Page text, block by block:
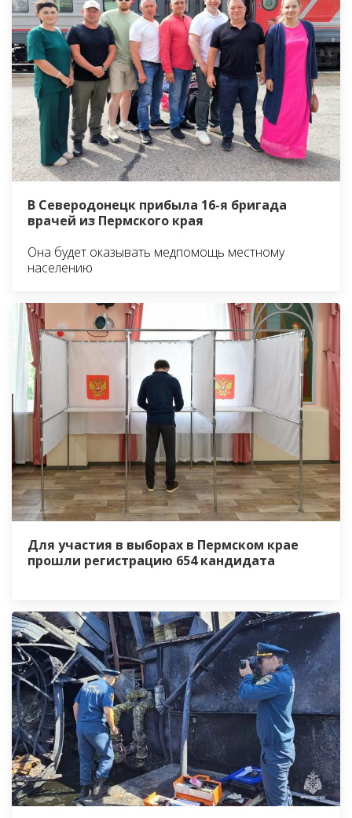
В Северодонецк прибыла 16-я бригада
врачей из Пермского края
Она будет оказывать медпомощь местному
населению
Для участия в выборах в Пермском крае
прошли регистрацию 654 кандидата